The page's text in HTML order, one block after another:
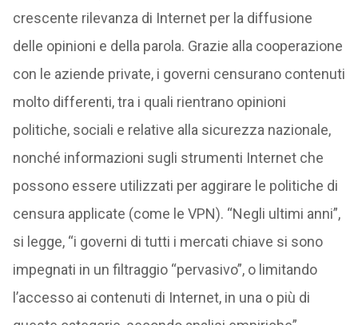
crescente rilevanza di Internet per la diffusione
delle opinioni e della parola. Grazie alla cooperazione
con le aziende private, i governi censurano contenuti
molto differenti, tra i quali rientrano opinioni
politiche, sociali e relative alla sicurezza nazionale,
nonché informazioni sugli strumenti Internet che
possono essere utilizzati per aggirare le politiche di
censura applicate (come le VPN). “Negli ultimi anni”,
si legge, “i governi di tutti i mercati chiave si sono
impegnati in un filtraggio “pervasivo”, o limitando
l’accesso ai contenuti di Internet, in una o più di